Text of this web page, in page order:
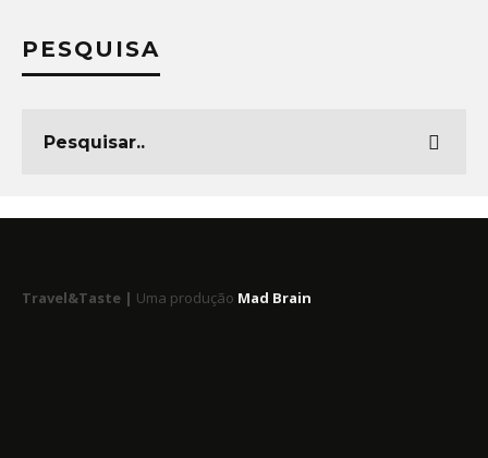
PESQUISA
Travel&Taste | Uma produção Mad Brain